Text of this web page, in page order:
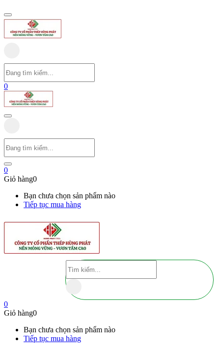
0
0
Giỏ hàng0
Bạn chưa chọn sản phẩm nào
Tiếp tục mua hàng
0
Giỏ hàng0
Bạn chưa chọn sản phẩm nào
Tiếp tục mua hàng